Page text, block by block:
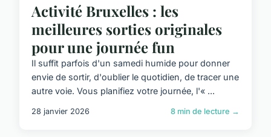
Activité Bruxelles : les
meilleures sorties originales
pour une journée fun
Il suffit parfois d'un samedi humide pour donner
envie de sortir, d'oublier le quotidien, de tracer une
autre voie. Vous planifiez votre journée, l'« ...
28 janvier 2026 8 min de lecture →